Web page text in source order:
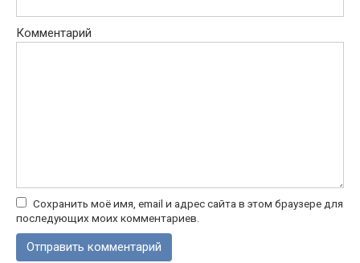
Комментарий
Сохранить моё имя, email и адрес сайта в этом браузере для
последующих моих комментариев.